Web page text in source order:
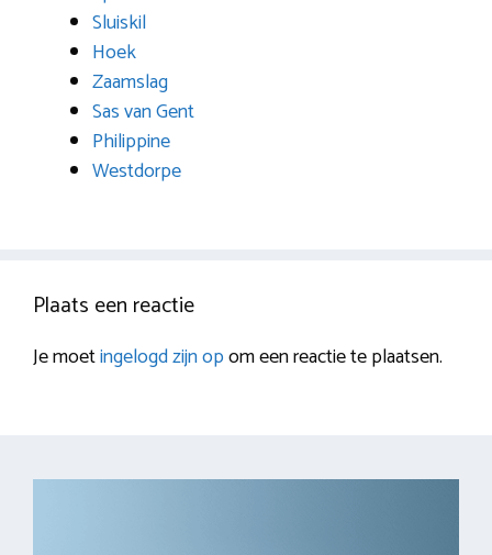
Sluiskil
Hoek
Zaamslag
Sas van Gent
Philippine
Westdorpe
Plaats een reactie
Je moetingelogd zijn opom een reactie te plaatsen.